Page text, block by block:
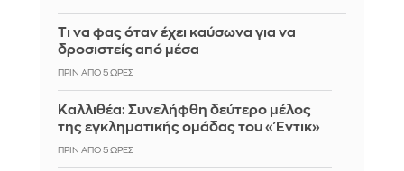
Τι να φας όταν έχει καύσωνα για να
δροσιστείς από μέσα
ΠΡΙΝ ΑΠΌ 5 ΏΡΕΣ
Καλλιθέα: Συνελήφθη δεύτερο μέλος
της εγκληματικής ομάδας του «Έντικ»
ΠΡΙΝ ΑΠΌ 5 ΏΡΕΣ